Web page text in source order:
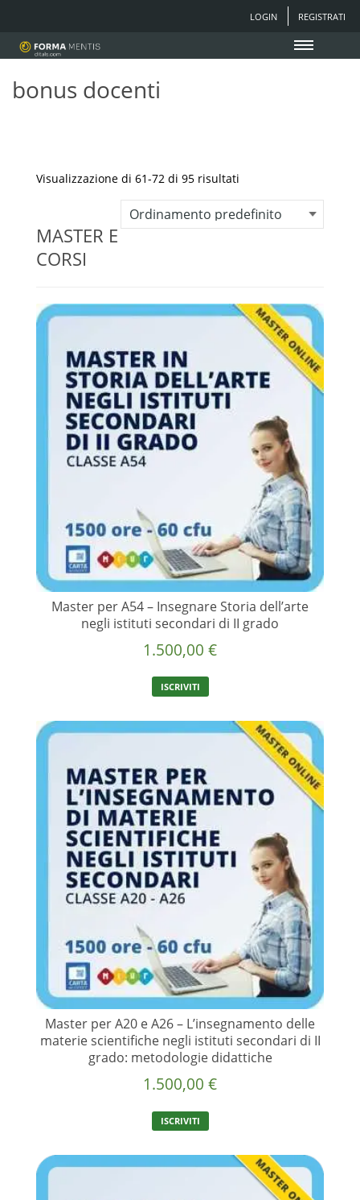
LOGIN REGISTRATI
bonus docenti
Visualizzazione di 61-72 di 95 risultati
MASTER E
CORSI
Master per A54 – Insegnare Storia dell’arte
negli istituti secondari di II grado
1.500,00 €
ISCRIVITI
Master per A20 e A26 – L’insegnamento delle
materie scientifiche negli istituti secondari di II
grado: metodologie didattiche
1.500,00 €
ISCRIVITI